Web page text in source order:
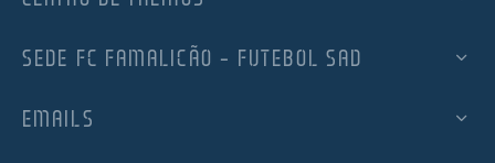
SEDE FC FAMALICÃO – FUTEBOL SAD
EMAILS